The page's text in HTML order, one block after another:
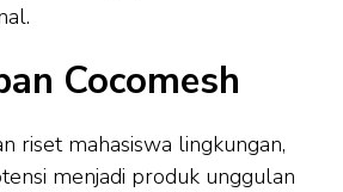
Cocomesh
riset mahasiswa lingkungan,
menjadi produk unggulan